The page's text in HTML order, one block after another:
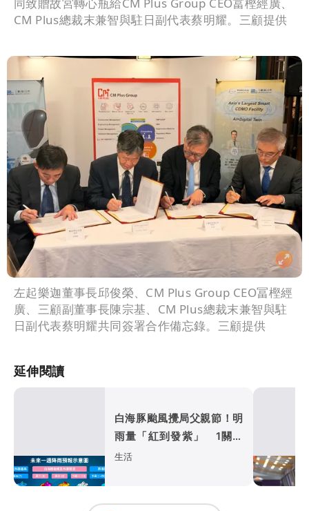
CM Plus總裁末兼智與駐日副代表蔡明耀。三顧提供
左起樂迦董事長邱俊榮、CM Plus Group CEO冨樫經
廣、三顧副董事長陳宗基、CM Plus總裁末兼智與駐
日副代表蔡明耀共同簽署合作備忘錄。三顧提供
延伸閱讀
白海豚颱風攪局父親節！明
雨量「紅到發紫」 1關鍵
恐再減弱
生活